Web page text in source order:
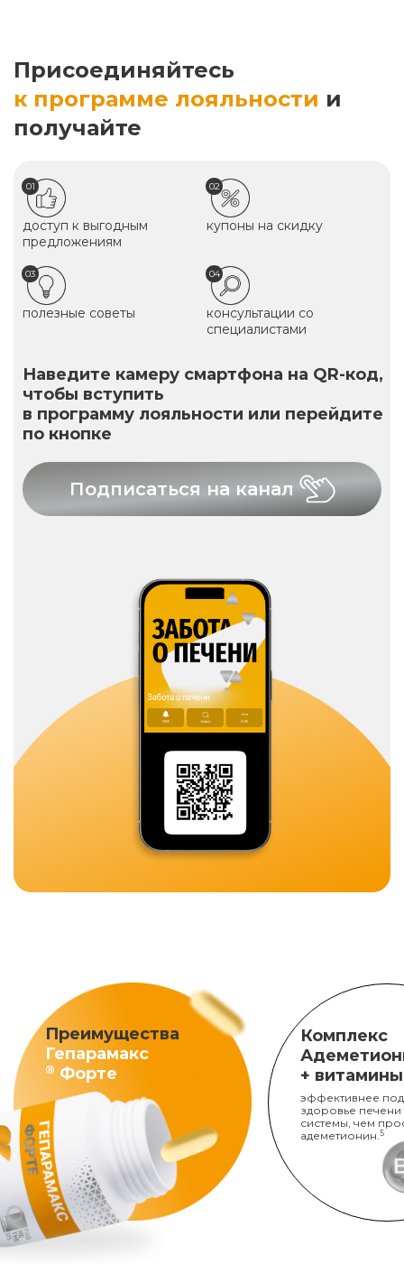
Присоединяйтесь
к программе лояльности и
получайте
01
доступ к выгодным
предложениям
02
купоны на скидку
03
полезные советы
04
консультации со
специалистами
Наведите камеру смартфона на QR-код,
чтобы вступить
в программу лояльности или перейдите
по кнопке
Подписаться на канал
Преимущества
Гепарамакс
® Форте
Комплекс
+
эффективнее
здоровье печени
системы, чем
адеметионин. 5